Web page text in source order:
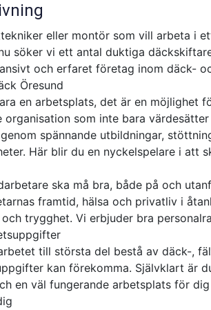
eller montör som vill arbeta i
söker vi ett antal duktiga
och erfaret företag inom däck-
Öresund
en arbetsplats, det är en möjlighet
organisation som inte bara
spännande utbildningar,
Här blir du en nyckelspelare i att
ska må bra, både på och
framtid, hälsa och privatliv i
trygghet. Vi erbjuder bra
till största del bestå av däck-,
kan förekomma. Självklart är
en väl fungerande arbetsplats för